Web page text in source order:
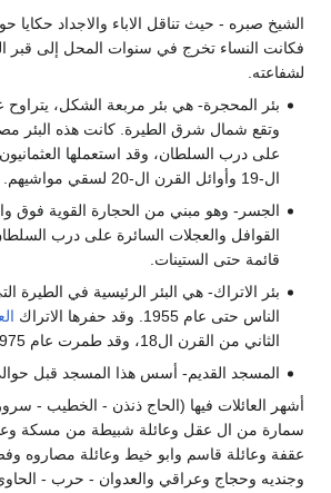
الشيخ صبره - حيث تناقل الاباء والاجداد حكايا
فكانت النساء تخرج في سنوات المحل إلى قبر
لشفاعته.
وتقع شمال شرق الطيرة. كانت هذه البئر
على درب السلطان، وقد استعملها
ال-19 وأوائل القرن ال-20 لسقي مواشيهم.
الجسر- وهو مبني من الحجارة القوية فوق
القوافل والعجلات السائرة على درب
قائمة حتى الستينات.
بئر الاتراك- هي البئر الرئيسية في الطيرة
الناس حتى عام 1955. وقد حفرها الاتراك
الثاني من القرن ال18، وقد طمرت عام 1975.
المسجد القديم- أسس هذا المسجد قبل حوالي 200
أشهر العائلات فيها (الحاج ذنذن - الخطيب -
سمارة من ال عقل وعائلة شبيطة من مسكة
عقفة وعائلة قاسم وابو خيط وعائلة مصاروه
وجنديه وحجاج وعراقي والعدوان - حرب -